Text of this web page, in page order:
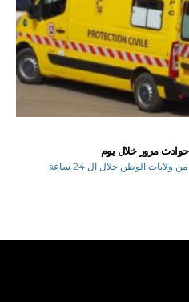
م ن خلفت حوادث المرور المسجلة بعدد من ولايات الوطن خلال ال 24 ساعة